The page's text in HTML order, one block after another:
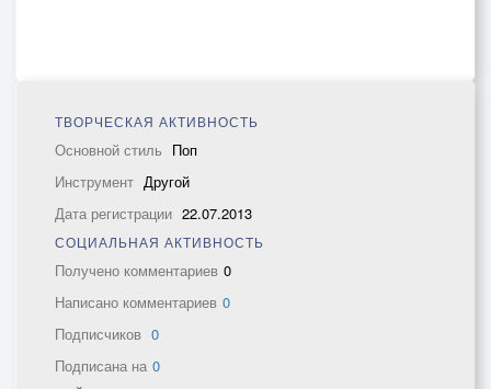
ТВОРЧЕСКАЯ АКТИВНОСТЬ
Основной стиль Поп
Инструмент Другой
Дата регистрации 22.07.2013
СОЦИАЛЬНАЯ АКТИВНОСТЬ
Получено комментариев 0
Написано комментариев 0
Подписчиков 0
Подписана на 0